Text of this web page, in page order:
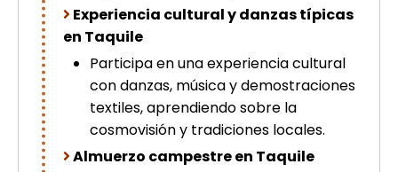
Experiencia cultural y danzas típicas
en Taquile
Participa en una experiencia cultural
con danzas, música y demostraciones
textiles, aprendiendo sobre la
cosmovisión y tradiciones locales.
Almuerzo campestre en Taquile